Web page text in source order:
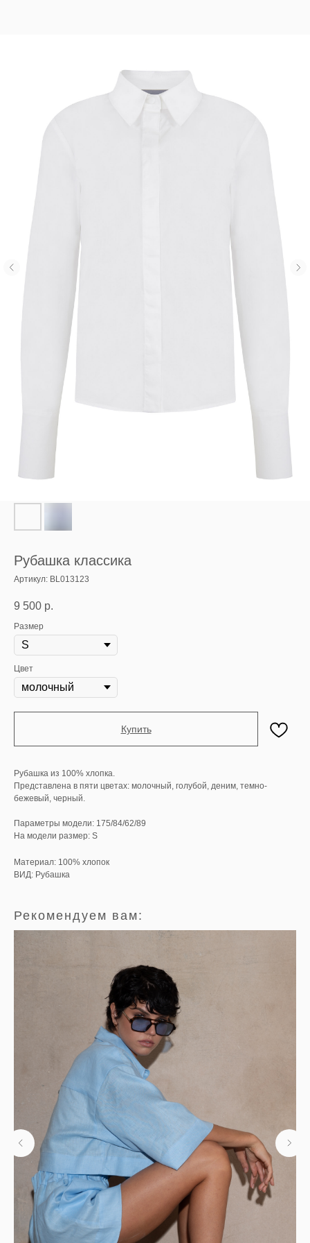
Рубашка классика
Артикул: BL013123
9 500 р.
Размер
Цвет
Купить
Рубашка из 100% хлопка.
Представлена в пяти цветах: молочный, голубой, деним, темно-
бежевый, черный.
Параметры модели: 175/84/62/89
На модели размер: S
Материал: 100% хлопок
ВИД: Рубашка
Рекомендуем вам: